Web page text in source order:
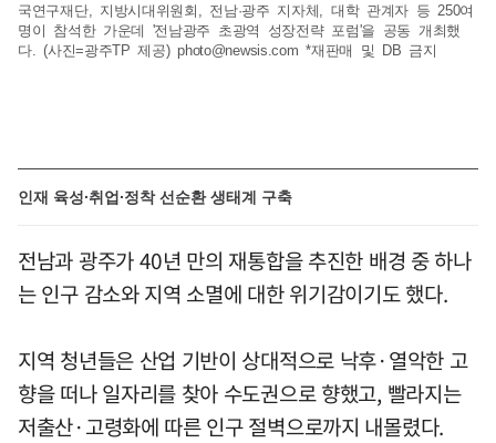
국연구재단, 지방시대위원회, 전남·광주 지자체, 대학 관계자 등 250여
명이 참석한 가운데 '전남광주 초광역 성장전략 포럼'을 공동 개최했
다. (사진=광주TP 제공)photo@newsis.com *재판매 및 DB 금지
인재 육성·취업·정착 선순환 생태계 구축
전남과 광주가 40년 만의 재통합을 추진한 배경 중 하나
는 인구 감소와 지역 소멸에 대한 위기감이기도 했다.
지역 청년들은 산업 기반이 상대적으로 낙후·열악한 고
향을 떠나 일자리를 찾아 수도권으로 향했고, 빨라지는
저출산·고령화에 따른 인구 절벽으로까지 내몰렸다.